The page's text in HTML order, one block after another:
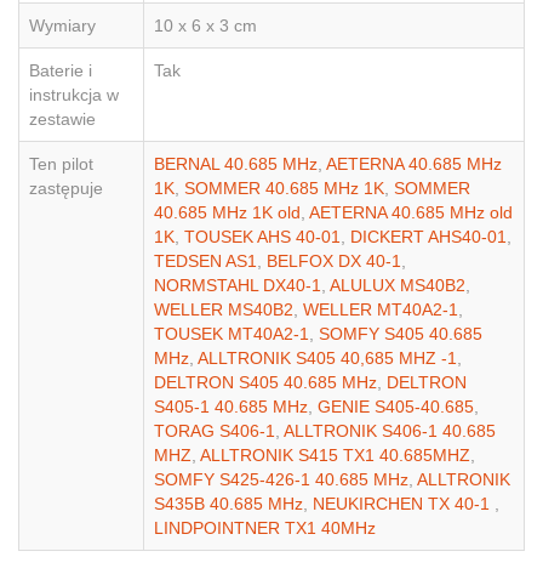
Wymiary 10 x 6 x 3 cm
Baterie i
instrukcja w
zestawie
Tak
Ten pilot
zastępuje
BERNAL 40.685 MHz AETERNA 40.685 MHz
1K SOMMER 40.685 MHz 1K SOMMER
40.685 MHz 1K old AETERNA 40.685 MHz old
1K TOUSEK AHS 40-01 DICKERT AHS40-01
TEDSEN AS1
BELFOX DX 40-1
NORMSTAHL DX40-1
ALULUX MS40B2
WELLER MS40B2 WELLER MT40A2-1
TOUSEK MT40A2-1
SOMFY S405 40.685
MHz ALLTRONIK S405 40,685 MHZ -1
DELTRON S405 40.685 MHz DELTRON
S405-1 40.685 MHz GENIE S405-40.685
TORAG S406-1
ALLTRONIK S406-1 40.685
MHZ ALLTRONIK S415 TX1 40.685MHZ
SOMFY S425-426-1 40.685 MHz ALLTRONIK
S435B 40.685 MHz NEUKIRCHEN TX 40-1
LINDPOINTNER TX1 40MHz